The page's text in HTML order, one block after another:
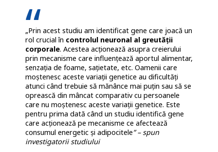
„Prin acest studiu am identificat gene care joacă un
rol crucial în controlul neuronal al greutății
corporale. Acestea acționează asupra creierului
prin mecanisme care influențează aportul alimentar,
senzația de foame, sațietate, etc. Oamenii care
moștenesc aceste variații genetice au dificultăți
atunci când trebuie să mănânce mai puțin sau să se
oprească din mâncat comparativ cu persoanele
care nu moștenesc aceste variații genetice. Este
pentru prima dată când un studiu identifică gene
care acționează pe mecanisme ce afectează
consumul energetic și adipocitele” – spun
investigatorii studiului